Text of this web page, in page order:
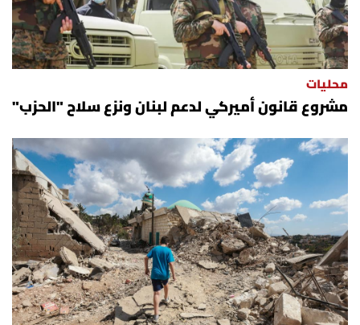
للتواصل معنا
شروط الاستخدام
شروط الإشتراك
Digital solutions by
محليات
مشروع قانون أميركي لدعم لبنان ونزع سلاح "الحزب"